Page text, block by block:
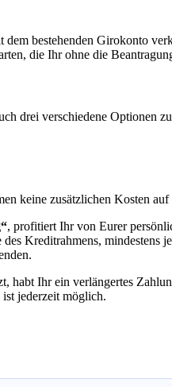
bestehenden Girokonto
die Ihr ohne die
drei verschiedene Optionen
keine zusätzlichen Kosten
, profitiert Ihr von Eurer
Kreditrahmens,
habt Ihr ein verlängertes
jederzeit möglich.